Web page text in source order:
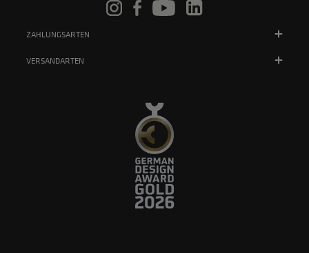
ZAHLUNGSARTEN
VERSANDARTEN